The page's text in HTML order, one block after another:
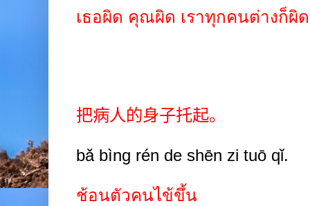
เธอผิด คุณผิด เราทุกคนต่างก็ผิด
把病人的身子托起。
bǎ bìng rén de shēn zi tuō qǐ.
ช้อนตัวคนไข้ขึ้น